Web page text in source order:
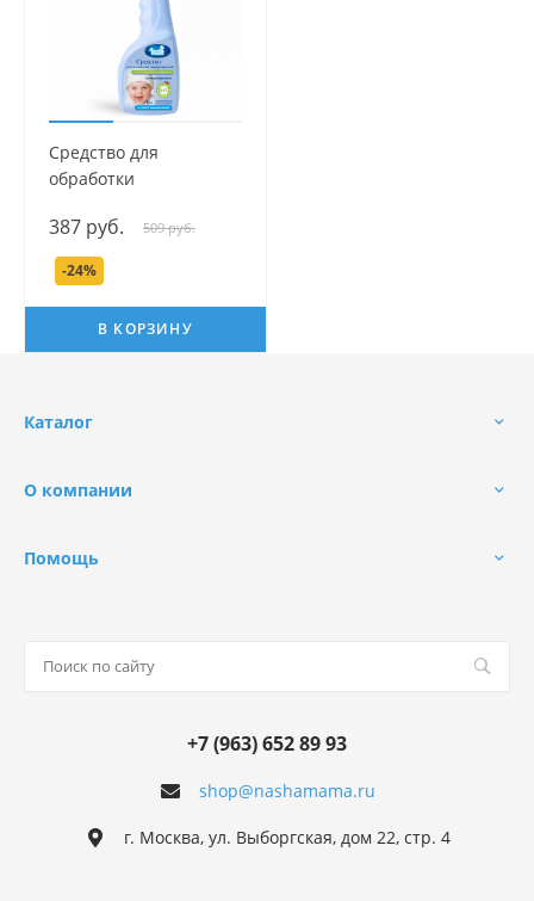
Средство для
обработки
игрушек серии Наша
Мама, 500 мл.
387 руб. 509 руб.
-24%
В КОРЗИНУ
Каталог
О компании
Помощь
shop@nashamama.ru
+7 (963) 652 89 93
г. Москва, ул. Выборгская, дом 22, стр. 4